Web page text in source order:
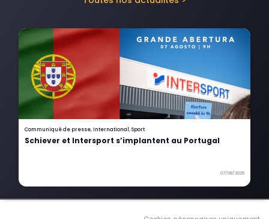
Communiqué de presse, International ,Sport
Schiever et Intersport s’implantent au Portugal
07/08/2026